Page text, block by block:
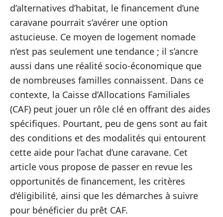
d’alternatives d’habitat, le financement d’une
caravane pourrait s’avérer une option
astucieuse. Ce moyen de logement nomade
n’est pas seulement une tendance ; il s’ancre
aussi dans une réalité socio-économique que
de nombreuses familles connaissent. Dans ce
contexte, la Caisse d’Allocations Familiales
(CAF) peut jouer un rôle clé en offrant des aides
spécifiques. Pourtant, peu de gens sont au fait
des conditions et des modalités qui entourent
cette aide pour l’achat d’une caravane. Cet
article vous propose de passer en revue les
opportunités de financement, les critères
d’éligibilité, ainsi que les démarches à suivre
pour bénéficier du prêt CAF.